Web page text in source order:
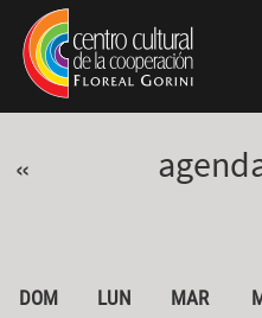
Pasar al contenido principal
Jump to main content
«
DOM LUN MAR